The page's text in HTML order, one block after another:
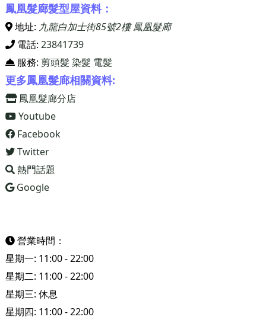
鳳凰髮廊髮型屋資料：
地址: 九龍白加士街85號2樓 鳳凰髮廊
電話: 23841739
服務: 剪頭髮 染髮 電髮
更多鳳凰髮廊相關資料:
鳳凰髮廊分店
Youtube
Facebook
Twitter
熱門話題
Google
營業時間：
星期一: 11:00 - 22:00
星期二: 11:00 - 22:00
星期三: 休息
星期四: 11:00 - 22:00